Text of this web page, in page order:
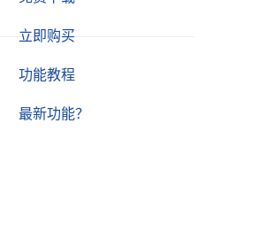
立即购买
功能教程
最新功能？